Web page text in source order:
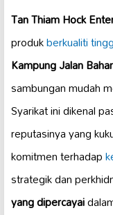
Tan Thiam Hock
produkberkualiti
Kampung Jalan
sambungan mudah
Syarikat ini dikenal
reputasinya yang
komitmen terhadap
strategik dan
yang dipercayai